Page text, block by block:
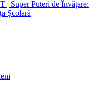
Super Puteri de Învățare:
Școlară